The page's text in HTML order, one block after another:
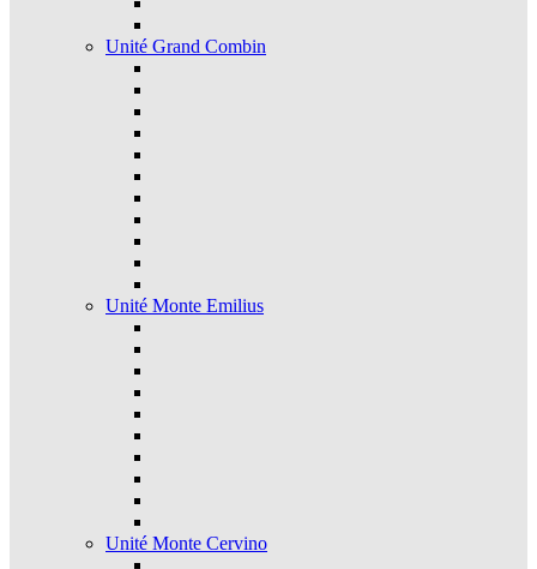
Unité Grand Combin
Unité Monte Emilius
Unité Monte Cervino